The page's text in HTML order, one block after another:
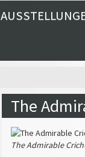
The
The Admirable